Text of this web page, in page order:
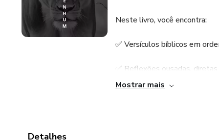
Neste livro, você encontra:
✅ Versículos bíblicos em
✅ Reflexões ousadas,
Mostrar mais
Detalhes